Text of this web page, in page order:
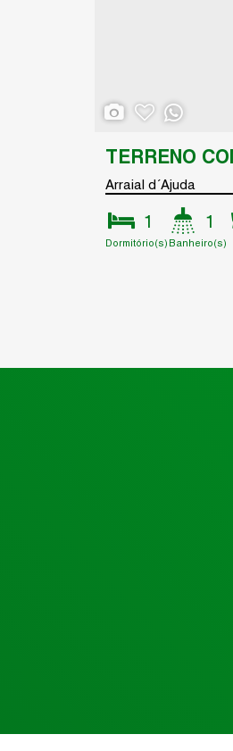
TERRENO
Arraial d´Ajuda
1
Dormitório(s)
1
Banheiro(s)